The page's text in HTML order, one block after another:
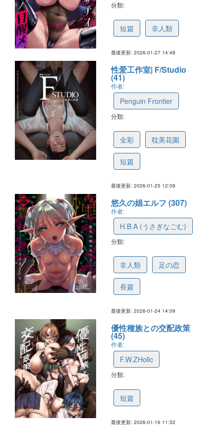
分類:
短篇 非人類
最後更新: 2026-01-27 14:48
性爱工作室| F/Studio
(41)
作者:
Penguin Frontier
分類:
全彩 耽美花園
短篇
最後更新: 2026-01-25 12:09
悠久の娼エルフ (307)
作者:
H.B.A (うさぎなごむ)
分類:
非人類 足の恋
長篇
最後更新: 2026-01-24 14:09
優性種族との交配政策
(45)
作者:
F.W.ZHolic
分類:
短篇
最後更新: 2026-01-16 11:32